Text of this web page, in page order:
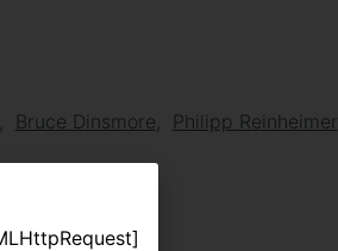
Bruce Dinsmore Philipp Reinheimer